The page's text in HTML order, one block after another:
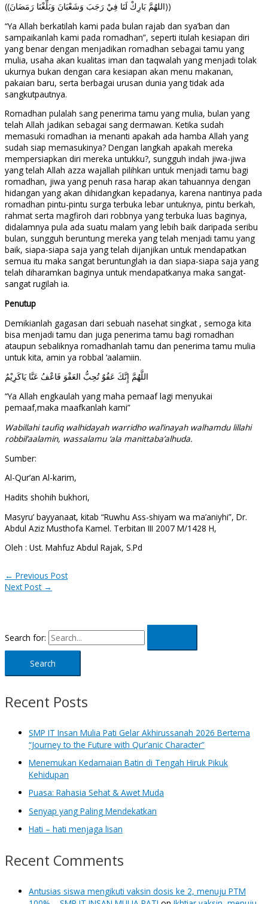
((اللهُمَّ بَارِكْ لَنَا فِيْ رَجَبَ وَشَعْبَانَ وَبَلِّغْنَا رَمَضَانَ))
“Ya Allah berkatilah kami pada bulan rajab dan sya’ban dan
sampaikanlah kami pada romadhan”, seperti itulah kesiapan diri
yang benar dengan menjadikan romadhan sebagai tamu yang
mulia, usaha akan kualitas iman dan taqwalah yang menjadi tolak
ukurnya bukan dengan cara kesiapan akan menu makanan,
pakaian baru, serta berbagai urusan dunia yang tidak ada
sangkutpautnya.
Romadhan pulalah sang penerima tamu yang mulia, bulan yang
telah Allah jadikan sebagai sang dermawan. Ketika sudah
memasuki romadhan ia menanti apakah ada hamba Allah yang
sudah siap memasukinya? Dengan langkah apakah mereka
mempersiapkan diri mereka untukku?, sungguh indah jiwa-jiwa
yang telah Allah azza wajallah pilihkan untuk menjadi tamu bagi
romadhan, jiwa yang penuh rasa harap akan tahuannya dengan
hidangan yang akan dihidangkan kepadanya, karena nantinya pada
romadhan pintu-pintu surga terbuka lebar untuknya, pintu berkah,
rahmat serta magfiroh dari robbnya yang terbuka luas baginya,
didalamnya pula ada suatu malam yang lebih baik daripada seribu
bulan, sungguh beruntung mereka yang telah menjadi tamu yang
baik, siapa-siapa saja yang telah dijanjikan untuk mendapatkan
semua itu maka sangat beruntunglah ia dan siapa-siapa saja yang
telah diharamkan baginya untuk mendapatkanya maka sangat-
sangat rugilah ia.
Penutup
Demikianlah gagasan dari sebuah nasehat singkat , semoga kita
bisa menjadi tamu dan juga penerima tamu bagi romadhan
ataupun sebaliknya romadhanlah tamu dan penerima tamu mulia
untuk kita, amin ya robbal ‘aalamiin.
اللَّهُمَّ إِنَّكَ عَفُوٌ تُحِبُّ العَفْوَ فَاعْفُ عَنَّا يَاكَرِيْمٌ
“Ya Allah engkaulah yang maha pemaaf lagi menyukai
pemaaf,maka maafkanlah kami”
Wabillahi taufiq walhidayah warridho wal’inayah walhamdu lillahi
robbil’aalamin, wassalamu ‘ala manittaba’alhuda.
Sumber:
Al-Qur’an Al-karim,
Hadits shohih bukhori,
Masyru’ bayyanaat, kitab “Ruwhu Ass-shiyam wa ma’aniyhi”, Dr.
Abdul Aziz Musthofa Kamel. Terbitan III 2007 M/1428 H,
Oleh : Ust. Mahfuz Abdul Rajak, S.Pd
← Previous Post
Next Post →
Search for:
Recent Posts
SMP IT Insan Mulia Pati Gelar Akhirussanah 2026 Bertema
“Journey to the Future with Qur’anic Character”
Menemukan Kedamaian Batin di Tengah Hiruk Pikuk
Kehidupan
Puasa: Rahasia Sehat & Awet Muda
Senyap yang Paling Mendekatkan
Hati – hati menjaga lisan
Recent Comments
Antusias siswa mengikuti vaksin dosis ke 2, menuju PTM